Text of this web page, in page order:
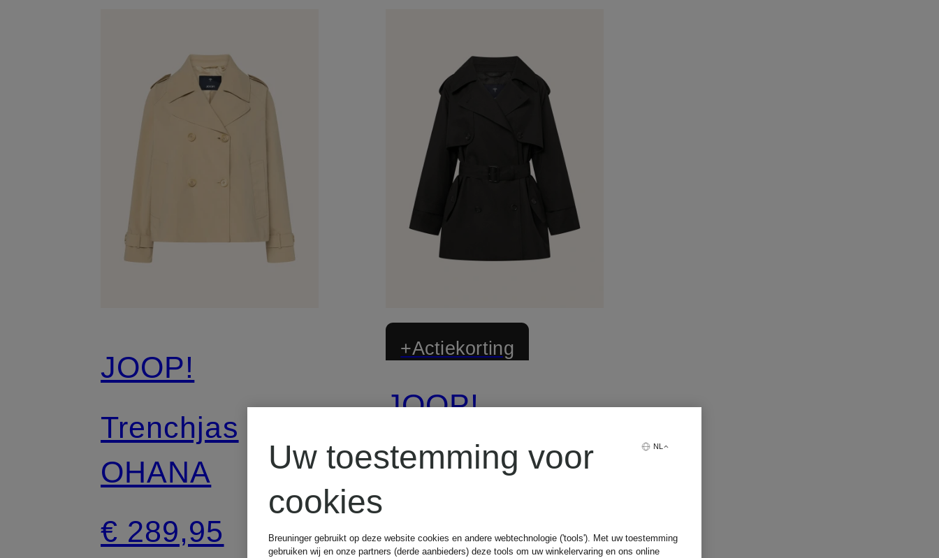
JOOP!
Trenchjas
OHANA
€ 289,95
+Actiekorting
JOOP!
Trenchcoat
NL
Uw toestemming voor
cookies
Breuninger gebruikt op deze website cookies en andere webtechnologie ('tools'). Met uw toestemming
gebruiken wij en onze partners (derde aanbieders) deze tools om uw winkelervaring en ons online